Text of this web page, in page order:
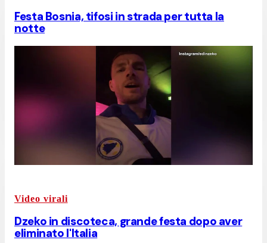
Festa Bosnia, tifosi in strada per tutta la
notte
Video virali
Dzeko in discoteca, grande festa dopo aver
eliminato l'Italia